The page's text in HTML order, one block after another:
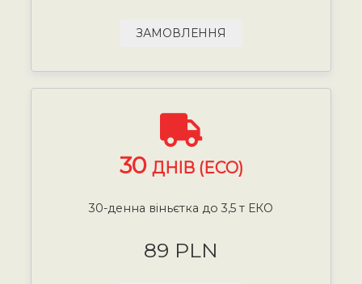
ЗАМОВЛЕННЯ
30 ДНІВ (ECO)
30-денна віньєтка до 3,5 т ЕКО
89 PLN